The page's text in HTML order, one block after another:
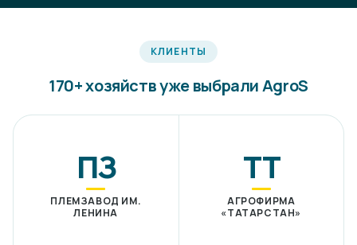
КЛИЕНТЫ
170+ хозяйств уже выбрали AgroS
ПЗ
ПЛЕМЗАВОД ИМ.
ЛЕНИНА
ТТ
АГРОФИРМА
«ТАТАРСТАН»